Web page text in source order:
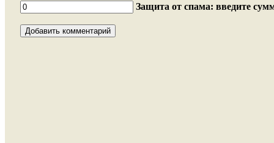
Защита от спама: введите